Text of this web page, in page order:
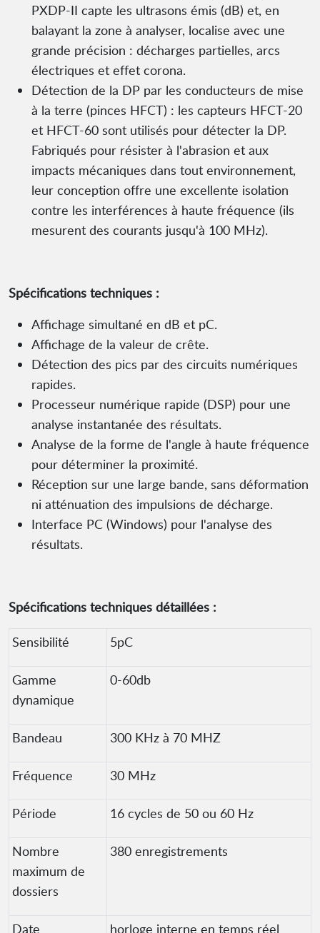
PXDP-II capte les ultrasons émis (dB) et, en
balayant la zone à analyser, localise avec une
grande précision : décharges partielles, arcs
électriques et effet corona.
Détection de la DP par les conducteurs de mise
à la terre (pinces HFCT) : les capteurs HFCT-20
et HFCT-60 sont utilisés pour détecter la DP.
Fabriqués pour résister à l'abrasion et aux
impacts mécaniques dans tout environnement,
leur conception offre une excellente isolation
contre les interférences à haute fréquence (ils
mesurent des courants jusqu'à 100 MHz).
Spécifications techniques :
Affichage simultané en dB et pC.
Affichage de la valeur de crête.
Détection des pics par des circuits numériques
rapides.
Processeur numérique rapide (DSP) pour une
analyse instantanée des résultats.
Analyse de la forme de l'angle à haute fréquence
pour déterminer la proximité.
Réception sur une large bande, sans déformation
ni atténuation des impulsions de décharge.
Interface PC (Windows) pour l'analyse des
résultats.
Spécifications techniques détaillées :
Sensibilité 5pC
Gamme
dynamique
0-60db
Bandeau 300 KHz à 70 MHZ
Fréquence 30 MHz
Période 16 cycles de 50 ou 60 Hz
Nombre
maximum de
dossiers
380 enregistrements
Date horloge interne en temps réel